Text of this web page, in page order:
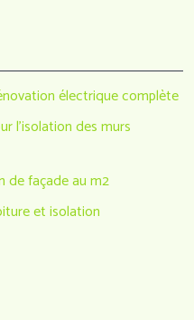
électrique complète
l’isolation des murs
de façade au m2
et isolation